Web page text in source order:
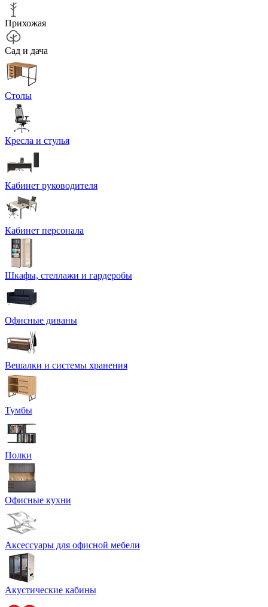
Прихожая
Сад и дача
Столы
Кресла и стулья
Кабинет руководителя
Кабинет персонала
Шкафы, стеллажи и гардеробы
Офисные диваны
Вешалки и системы хранения
Тумбы
Полки
Офисные кухни
Аксессуары для офисной мебели
Акустические кабины